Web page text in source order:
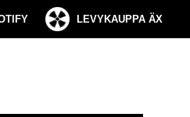
LEVYKAUPPA ÄX